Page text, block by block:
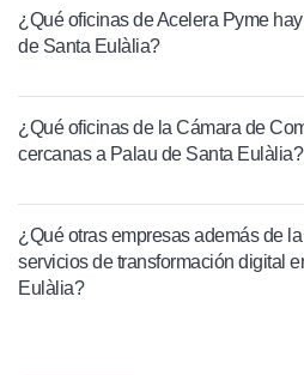
¿Qué oficinas de Acelera Pyme
de Santa Eulàlia?
¿Qué oficinas de la Cámara de
cercanas a Palau de Santa Eulàlia?
¿Qué otras empresas además de
servicios de transformación digital
Eulàlia?